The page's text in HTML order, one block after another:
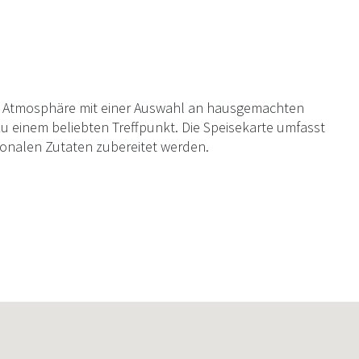
mit einer Auswahl an hausgemachten
einem beliebten Treffpunkt. Die Speisekarte umfasst
Zutaten zubereitet werden.